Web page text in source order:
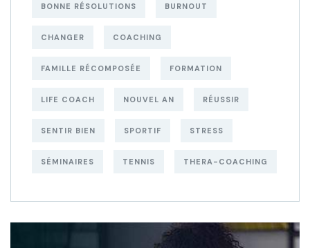
BONNE RÉSOLUTIONS BURNOUT
CHANGER COACHING
FAMILLE RÉCOMPOSÉE FORMATION
LIFE COACH NOUVEL AN RÉUSSIR
SENTIR BIEN SPORTIF STRESS
SÉMINAIRES TENNIS THERA-COACHING